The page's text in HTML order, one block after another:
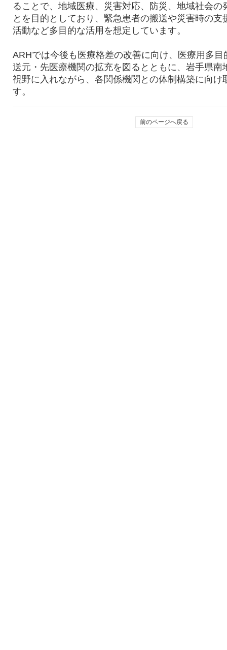
ることで、地域医療、災害対応、防災、地域社会の
とを目的としており、緊急患者の搬送や災害時の支
活動など多目的な活用を想定しています。
ARHでは今後も医療格差の改善に向け、医療用多
送元・先医療機関の拡充を図るとともに、岩手県南
視野に入れながら、各関係機関との体制構築に向け
す。
前のページへ戻る